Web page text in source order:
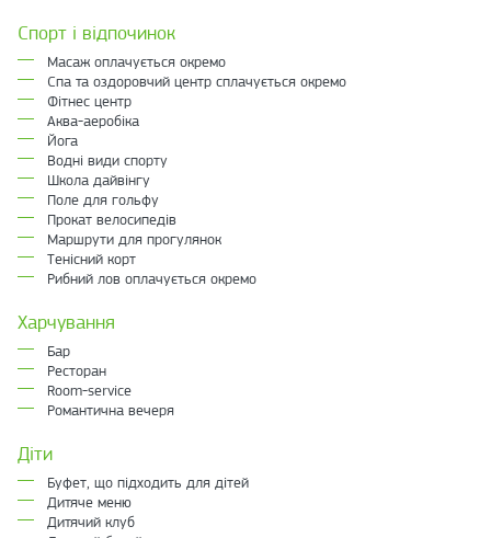
Спорт і відпочинок
Масаж оплачується окремо
Спа та оздоровчий центр сплачується окремо
Фітнес центр
Аква-аеробіка
Йога
Водні види спорту
Школа дайвінгу
Поле для гольфу
Прокат велосипедів
Маршрути для прогулянок
Тенісний корт
Рибний лов оплачується окремо
Харчування
Бар
Ресторан
Room-service
Романтична вечеря
Діти
Буфет, що підходить для дітей
Дитяче меню
Дитячий клуб